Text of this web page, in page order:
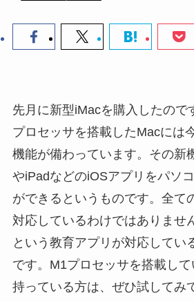
先月に新型iMacを購入したので
プロセッサを搭載したMacには
機能が備わっています。その新
やiPadなどのiOSアプリをパソ
ができるというものです。全て
対応しているわけではありませ
という教育アプリが対応してい
です。M1プロセッサを搭載し
持っている方は、ぜひ試してみ